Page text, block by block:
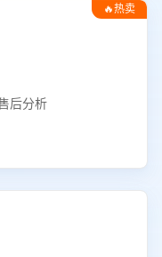
🔥热卖
后分析